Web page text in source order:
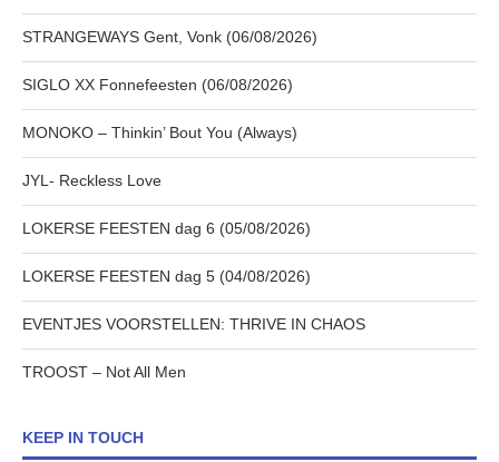
STRANGEWAYS Gent, Vonk (06/08/2026)
SIGLO XX Fonnefeesten (06/08/2026)
MONOKO – Thinkin’ Bout You (Always)
JYL- Reckless Love
LOKERSE FEESTEN dag 6 (05/08/2026)
LOKERSE FEESTEN dag 5 (04/08/2026)
EVENTJES VOORSTELLEN: THRIVE IN CHAOS
TROOST – Not All Men
KEEP IN TOUCH